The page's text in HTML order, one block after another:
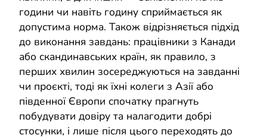
години чи навіть годину сприймається як
допустима норма. Також відрізняється підхід
до виконання завдань: працівники з Канади
або скандинавських країн, як правило, з
перших хвилин зосереджуються на завданні
чи проєкті, тоді як їхні колеги з Азії або
південної Європи спочатку прагнуть
побудувати довіру та налагодити добрі
стосунки, і лише після цього переходять до